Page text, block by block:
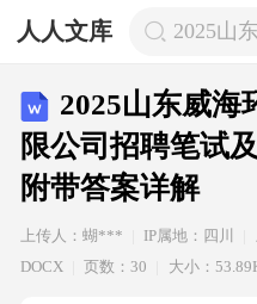
人人文库 2025山
2025山东威海
限公司招聘笔试
附带答案详解
上传人：蝴*** IP属地：四川
DOCX
页数：30 大小：